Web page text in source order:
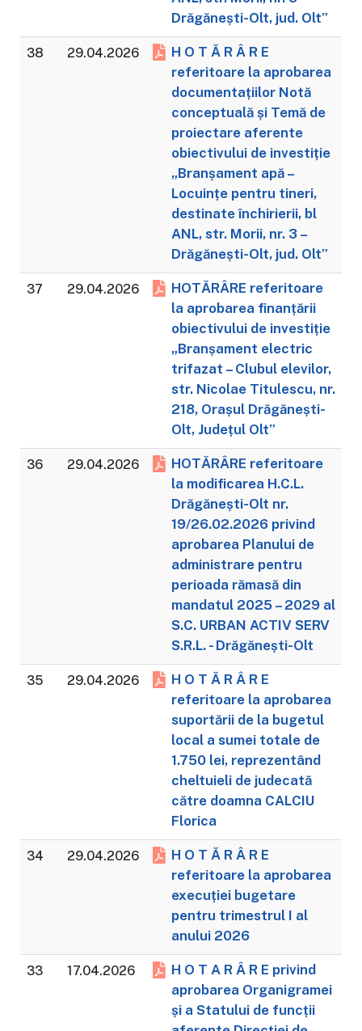
Drăgănești-Olt, jud. Olt”
38 29.04.2026
H O T Ă R Â R E
referitoare la aprobarea
documentațiilor Notă
conceptuală și Temă de
proiectare aferente
obiectivului de investiție
„Branșament apă –
Locuințe pentru tineri,
destinate închirierii, bl
ANL, str. Morii, nr. 3 –
Drăgănești-Olt, jud. Olt”
37 29.04.2026
HOTĂRÂRE referitoare
la aprobarea finanțării
obiectivului de investiție
„Branșament electric
trifazat – Clubul elevilor,
str. Nicolae Titulescu, nr.
218, Orașul Drăgănești-
Olt, Județul Olt”
36 29.04.2026
HOTĂRÂRE referitoare
la modificarea H.C.L.
Drăgănești-Olt nr.
19/26.02.2026 privind
aprobarea Planului de
administrare pentru
perioada rămasă din
mandatul 2025 – 2029 al
S.C. URBAN ACTIV SERV
S.R.L. - Drăgănești-Olt
35 29.04.2026
H O T Ă R Â R E
referitoare la aprobarea
suportării de la bugetul
local a sumei totale de
1.750 lei, reprezentând
cheltuieli de judecată
către doamna CALCIU
Florica
34 29.04.2026
H O T Ă R Â R E
referitoare la aprobarea
execuției bugetare
pentru trimestrul I al
anului 2026
33 17.04.2026
H O T A R Â R E privind
aprobarea Organigramei
și a Statului de funcții